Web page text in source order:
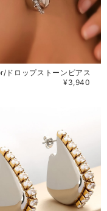
ドロップストーンピアス
¥3,940